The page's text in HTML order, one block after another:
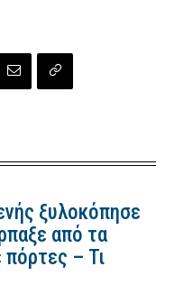
ξυλοκόπησε
από τα
πόρτες – Τι